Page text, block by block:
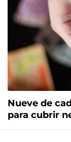
Nueve de
para cubrir